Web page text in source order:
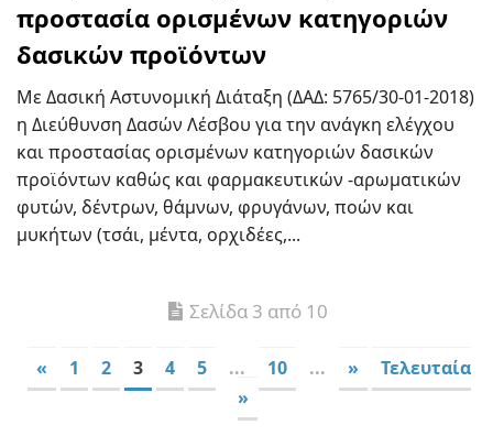
προστασία ορισμένων κατηγοριών
δασικών προϊόντων
Με Δασική Αστυνομική Διάταξη (ΔΑΔ: 5765/30-01-2018)
η Διεύθυνση Δασών Λέσβου για την ανάγκη ελέγχου
και προστασίας ορισμένων κατηγοριών δασικών
προϊόντων καθώς και φαρμακευτικών -αρωματικών
φυτών, δέντρων, θάμνων, φρυγάνων, ποών και
μυκήτων (τσάι, μέντα, ορχιδέες,...
Σελίδα 3 από 10
« 1 2 3 4 5 ... 10 ... »
Τελευταία
»